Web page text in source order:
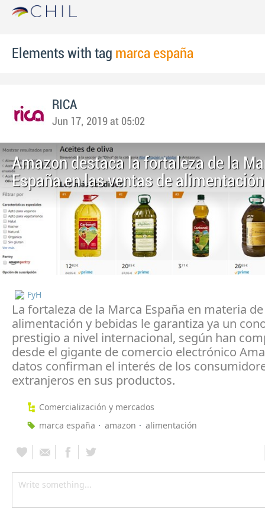
Elements with tag marca españa
RICA
Jun 17, 2019 at 05:02
Amazon destaca la fortaleza de la
España en las ventas de alimentación
FyH
La fortaleza de la Marca España en materia de
alimentación y bebidas le garantiza ya un
prestigio a nivel internacional, según han
desde el gigante de comercio electrónico
datos confirman el interés de los
extranjeros en sus productos.
Comercialización y mercados
marca españa
amazon alimentación